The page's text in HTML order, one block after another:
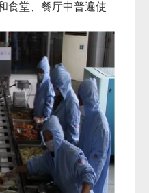
食堂、餐厅中普遍使